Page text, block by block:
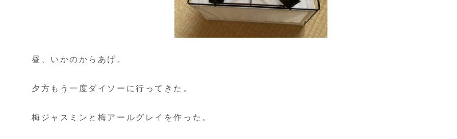
昼、いかのからあげ。
夕方もう一度ダイソーに行ってきた。
梅ジャスミンと梅アールグレイを作った。